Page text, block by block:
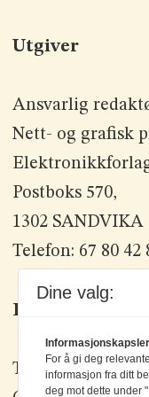
Utgiver
Ansvarlig
Nett- og grafisk
Postboks 570,
1302 SANDVIKA
Telefon: 67 80 42
Kontakt oss
Tlf: +47 67 80 42
Dine valg:
For å gi deg
informasjon fra ditt
deg mot dette under